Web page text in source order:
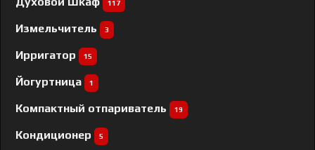
117
Измельчитель 3
Ирригатор 15
Йогуртница 1
Компактный отпариватель 19
Кондиционер 5